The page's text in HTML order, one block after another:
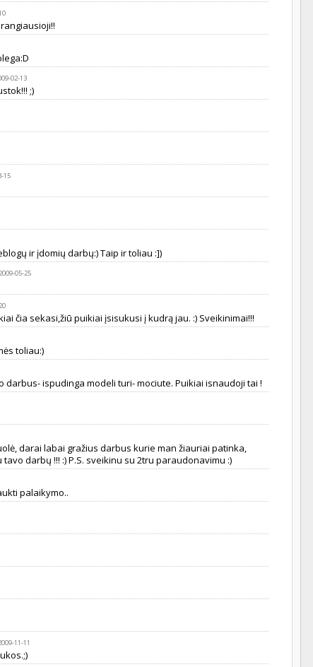
02-13
;)
15
ir įdomių darbų:) Taip ir toliau :])
05-25
čia sekasi,žiū puikiai įsisukusi į kudrą jau. :) Sveikinimai!!!
toliau:)
darbus- ispudinga modeli turi- mociute. Puikiai isnaudoji tai !
darai labai gražius darbus kurie man žiauriai patinka,
darbų !!! :) P.S. sveikinu su 2tru paraudonavimu :)
palaikymo..
11-11